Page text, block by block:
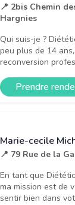
📍 2bis Chemin
Hargnies
Qui suis-je ?
peu plus de 14
reconversion
Prendre
Marie-cecile
📍 79 Rue de la
En tant que
ma mission est de
sentir bien dans